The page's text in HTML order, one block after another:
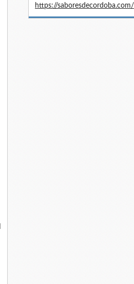
https://saboresdecordoba.com/